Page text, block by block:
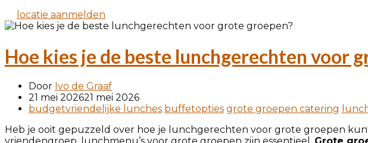
locatie aanmelden
Hoe kies je de beste lunchgerechten voor
Door Ivo de Graaf
21 mei 202621 mei 2026
budgetvriendelijke lunches buffetopties grote groepen catering
Heb je ooit gepuzzeld over hoe je lunchgerechten voor grote groepen